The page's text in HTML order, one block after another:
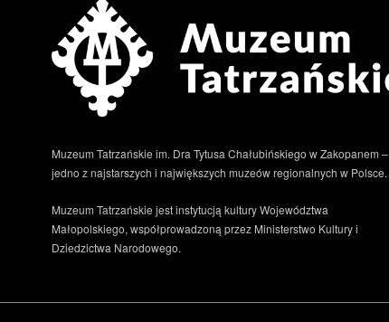
Muzeum Tatrzańskie im. Dra Tytusa Chałubińskiego w Zakopanem –
jedno z najstarszych i największych muzeów regionalnych w Polsce.
Muzeum Tatrzańskie jest instytucją kultury Województwa
Małopolskiego, współprowadzoną przez Ministerstwo Kultury i
Dziedzictwa Narodowego.